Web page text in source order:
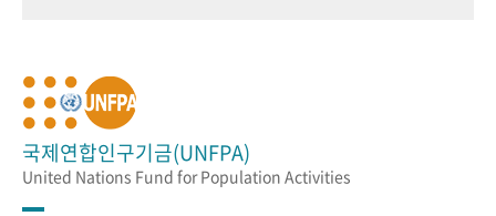
국제연합인구기금(UNFPA)
United Nations Fund for Population Activities